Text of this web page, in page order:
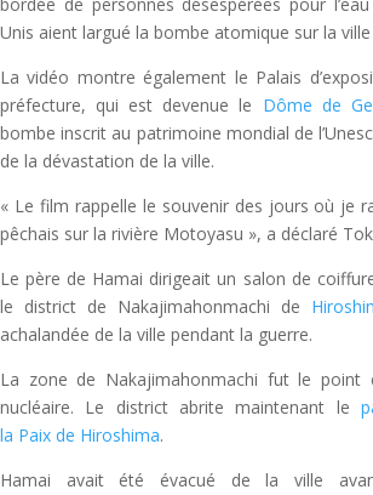
Unis aient largué la bombe atomique sur la
La vidéo montre également le Palais
préfecture, qui est devenue le Dôme de
bombe inscrit au patrimoine mondial de
de la dévastation de la ville.
« Le film rappelle le souvenir des jours où je
pêchais sur la rivière Motoyasu », a déclaré
Le père de Hamai dirigeait un salon de
le district de Nakajimahonmachi de
achalandée de la ville pendant la guerre.
La zone de Nakajimahonmachi fut le point
nucléaire. Le district abrite maintenant le
la Paix de Hiroshima.
Hamai avait été évacué de la ville